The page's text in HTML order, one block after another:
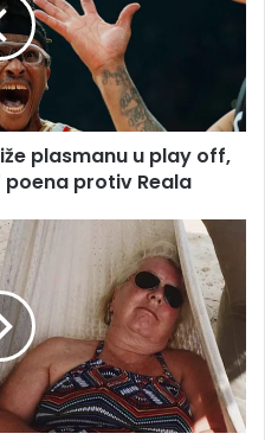
plasmanu u play off,
protiv Reala